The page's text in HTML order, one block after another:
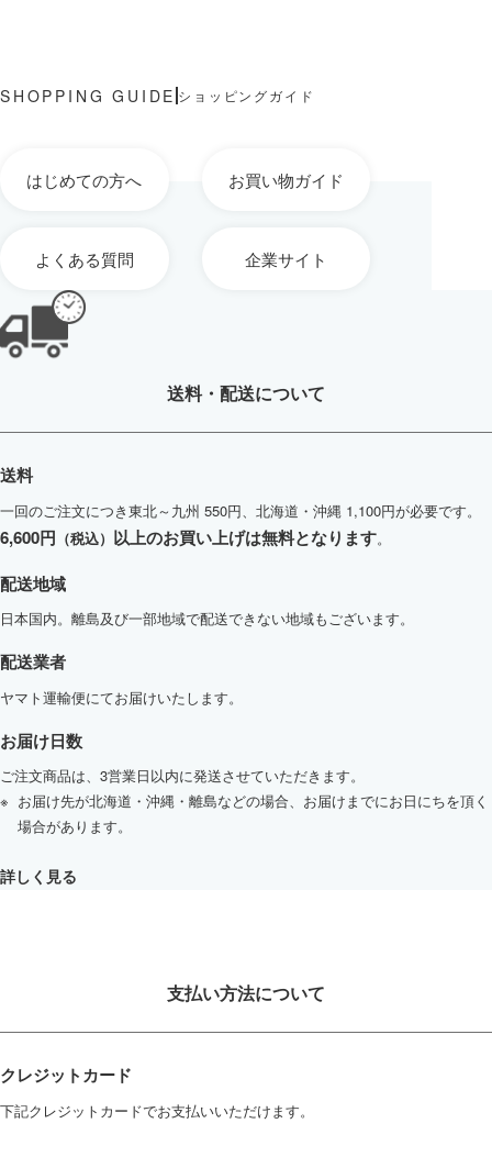
ショッピングガイド
はじめての方へ お買い物ガイド
よくある質問 企業サイト
送料・配送について
送料
一回のご注文につき東北～九州 550円、北海道・沖縄 1,100円が必要です。
6,600円 （税込） 以上のお買い上げは無料となります。
配送地域
日本国内。離島及び一部地域で配送できない地域もございます。
配送業者
ヤマト運輸便にてお届けいたします。
お届け日数
ご注文商品は、3営業日以内に発送させていただきます。
お届け先が北海道・沖縄・離島などの場合、お届けまでにお日にちを頂く
場合があります。
詳しく見る
支払い方法について
クレジットカード
下記クレジットカードでお支払いいただけます。